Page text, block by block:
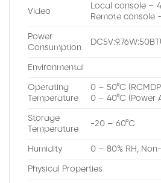
Video
Local console –
Remote console
Power
Consumption
Environmental
Operating
Temperature
0 – 50°C
0 – 40°C (Power
Storage
Temperature
-20 – 60°C
Humidity 0 – 80% RH,
Physical Properties